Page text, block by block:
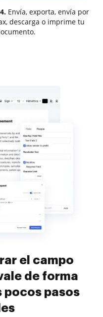
Envía, exporta, envía por
descarga o imprime tu
el campo
de forma
pocos pasos